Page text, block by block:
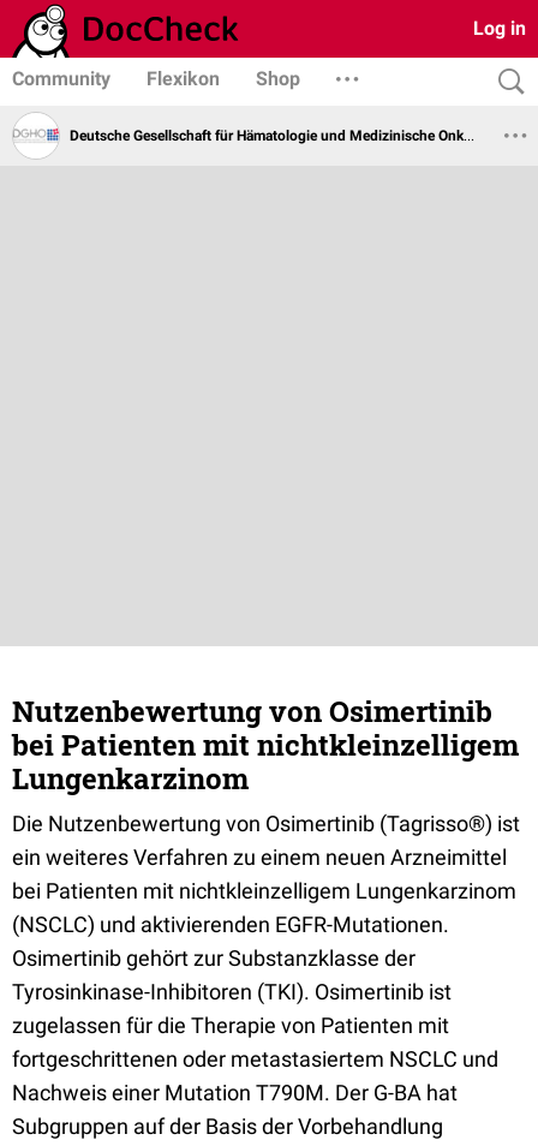
Log in
Community Flexikon Shop
Deutsche Gesellschaft für Hämatologie und Medizinische Onkologie
Nutzenbewertung von Osimertinib
bei Patienten mit nichtkleinzelligem
Lungenkarzinom
Die Nutzenbewertung von Osimertinib (Tagrisso®) ist
ein weiteres Verfahren zu einem neuen Arzneimittel
bei Patienten mit nichtkleinzelligem Lungenkarzinom
(NSCLC) und aktivierenden EGFR-Mutationen.
Osimertinib gehört zur Substanzklasse der
Tyrosinkinase-Inhibitoren (TKI). Osimertinib ist
zugelassen für die Therapie von Patienten mit
fortgeschrittenen oder metastasiertem NSCLC und
Nachweis einer Mutation T790M. Der G-BA hat
Subgruppen auf der Basis der Vorbehandlung